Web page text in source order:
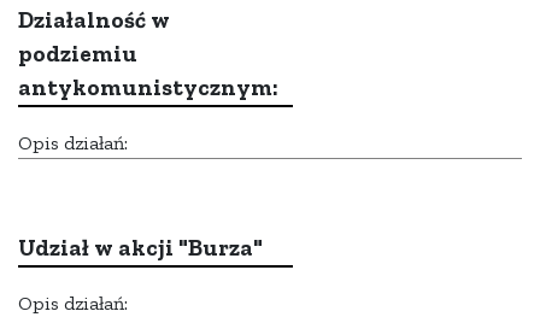
Działalność w
podziemiu
antykomunistycznym:
Opis działań:
Udział w akcji "Burza"
Opis działań: